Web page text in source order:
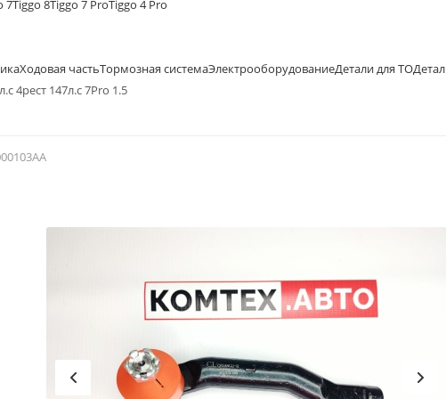
7Tiggo 8Tiggo 7 ProTiggo 4 Pro
Ходовая частьТормозная системаЭлектрооборудованиеДетали для ТО
4рест 147л.с 7Pro 1.5